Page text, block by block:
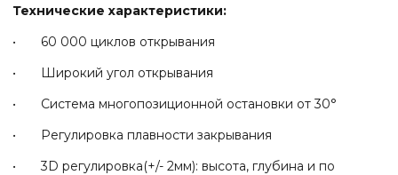
Технические характеристики:
• 60 000 циклов открывания
• Широкий угол открывания
• Система многопозиционной остановки от 30°
• Регулировка плавности закрывания
• 3D регулировка(+/- 2мм): высота, глубина и по